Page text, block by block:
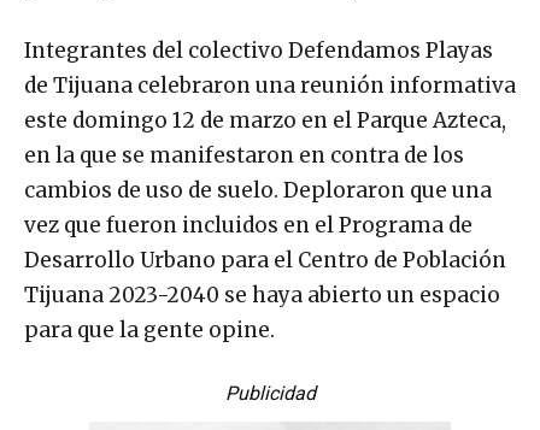
Integrantes del colectivo Defendamos Playas
de Tijuana celebraron una reunión informativa
este domingo 12 de marzo en el Parque Azteca,
en la que se manifestaron en contra de los
cambios de uso de suelo. Deploraron que una
vez que fueron incluidos en el Programa de
Desarrollo Urbano para el Centro de Población
Tijuana 2023-2040 se haya abierto un espacio
para que la gente opine.
Publicidad